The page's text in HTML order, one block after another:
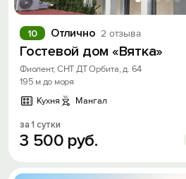
Отлично 2 отзыва
10
Гостевой дом «Вятка»
Фиолент, СНТ ДТ Орбита, д. 64
195 м до моря
Кухня
Мангал
за 1 сутки
3 500 руб. Скидка
промокод на первое